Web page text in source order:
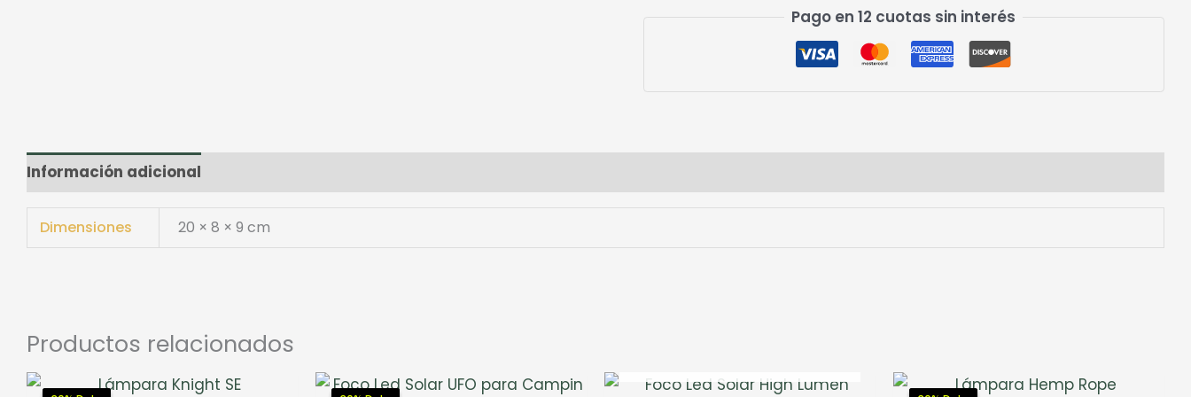
Pago en 12 cuotas sin interés
Información adicional
Dimensiones 20 × 8 × 9 cm
Productos relacionados